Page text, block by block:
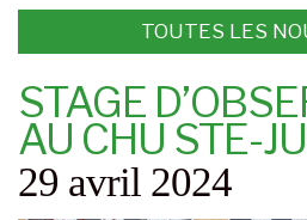
TOUTES LES
STAGE
AU CHU STE-
29 avril 2024